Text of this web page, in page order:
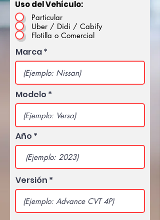
Uso del Vehículo:
Particular
Uber / Didi / Cabify
Flotilla o Comercial
Marca
Modelo
Año
Versión